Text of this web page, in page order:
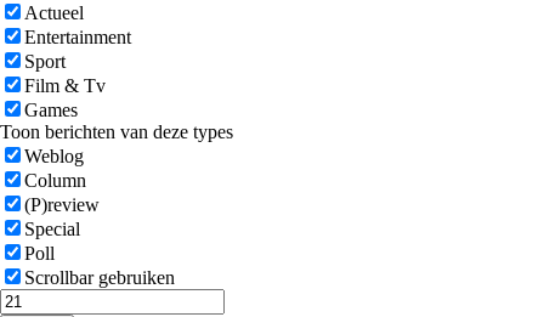
Actueel
Entertainment
Sport
Film & Tv
Games
Toon berichten van deze types
Weblog
Column
(P)review
Special
Poll
Scrollbar gebruiken